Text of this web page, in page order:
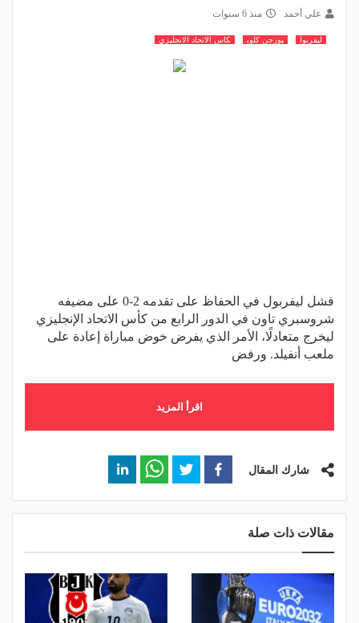
علي أحمد منذ 6 سنوات
ليفربول يورجن كلوب كاس الاتحاد الانجليزي
فشل ليفربول في الحفاظ على تقدمه 2-0 على مضيفه
شروسبري تاون في الدور الرابع من كأس الاتحاد الإنجليزي
ليخرج متعادلًا، الأمر الذي يفرض خوض مباراة إعادة على
ملعب أنفيلد. ورفض
اقرأ المزيد
شارك المقال
مقالات ذات صلة